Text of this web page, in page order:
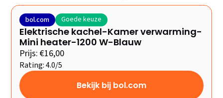
bol.com Goede keuze
Elektrische kachel-Kamer verwarming-
Mini heater-1200 W-Blauw
Prijs: €16,00
Rating: 4.0/5
Bekijk bij bol.com